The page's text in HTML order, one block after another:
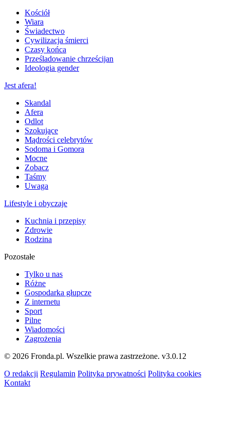
Kościół
Wiara
Świadectwo
Cywilizacja śmierci
Czasy końca
Prześladowanie chrześcijan
Ideologia gender
Jest afera!
Skandal
Afera
Odlot
Szokujące
Mądrości celebrytów
Sodoma i Gomora
Mocne
Zobacz
Taśmy
Uwaga
Lifestyle i obyczaje
Kuchnia i przepisy
Zdrowie
Rodzina
Pozostałe
Tylko u nas
Różne
Gospodarka głupcze
Z internetu
Sport
Pilne
Wiadomości
Zagrożenia
© 2026 Fronda.pl. Wszelkie prawa zastrzeżone. v3.0.12
O redakcji Regulamin Polityka prywatności Polityka cookies
Kontakt